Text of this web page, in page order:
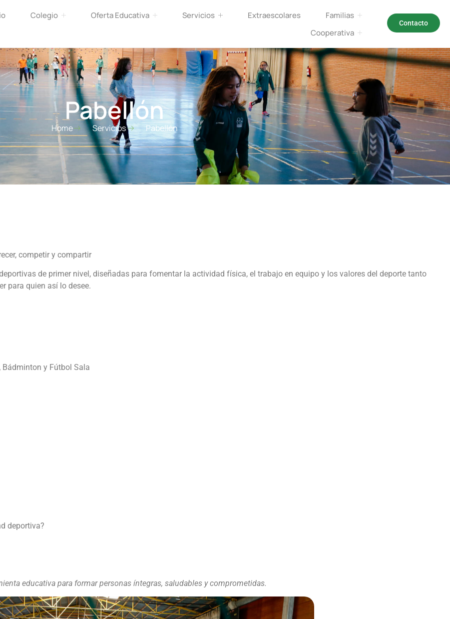
Colegio Oferta Educativa Servicios Extraescolares
Familias
Cooperativa
Contacto
Pabellón
Home Servicios Pabellón
competir y compartir
de primer nivel, diseñadas para fomentar la actividad física, el trabajo en equipo y los valores del deporte tanto
para quien así lo desee.
y Fútbol Sala
deportiva?
educativa para formar personas íntegras, saludables y comprometidas.